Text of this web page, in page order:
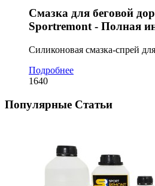
Смазка для беговой
Sportremont - Полная
Cиликоновая смазка-спрей
Подробнее
1640
Популярные Статьи